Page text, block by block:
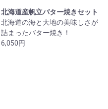
北海道産帆立バター焼きセット
北海道の海と大地の美味しさが
詰まったバター焼き！
6,050円